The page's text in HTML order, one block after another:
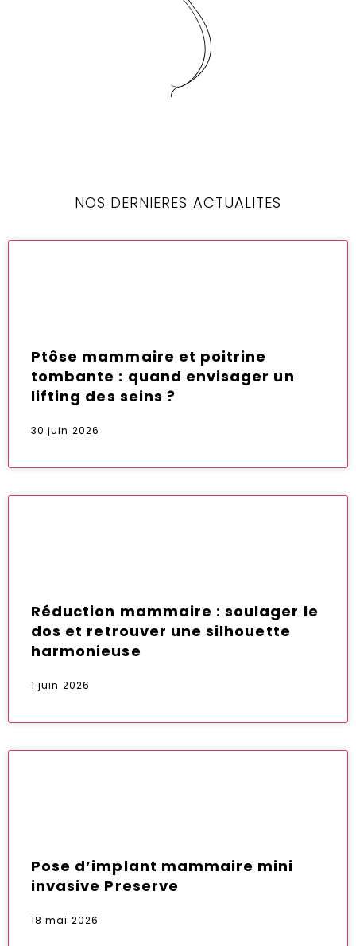
NOS DERNIERES ACTUALITES
Ptôse mammaire et poitrine
tombante : quand envisager un
lifting des seins ?
30 juin 2026
Réduction mammaire : soulager le
dos et retrouver une silhouette
harmonieuse
1 juin 2026
Pose d’implant mammaire mini
invasive Preserve
18 mai 2026